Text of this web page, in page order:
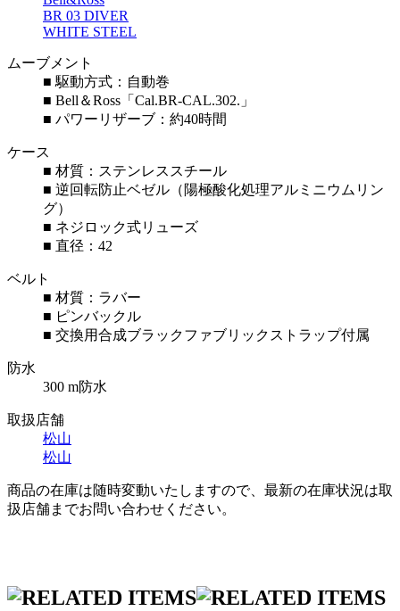
BR 03 DIVER
WHITE STEEL
ムーブメント
■ 駆動方式：自動巻
■ Bell＆Ross「Cal.BR-CAL.302.」
■ パワーリザーブ：約40時間
ケース
■ 材質：ステンレススチール
■ 逆回転防止ベゼル（陽極酸化処理アルミニウムリン
グ）
■ ネジロック式リューズ
■ 直径：42
ベルト
■ 材質：ラバー
■ ピンバックル
■ 交換用合成ブラックファブリックストラップ付属
防水
300 m防水
取扱店舗
松山
松山
商品の在庫は随時変動いたしますので、最新の在庫状況は取
扱店舗までお問い合わせください。